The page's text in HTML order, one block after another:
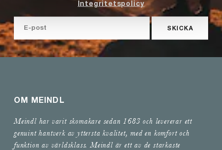
Integritetspolicy
SKICKA
OM MEINDL
Meindl har varit skomakare sedan 1683 och levererar ett
genuint hantverk av yttersta kvalitet, med en komfort och
funktion av världsklass. Meindl är ett av de starkaste